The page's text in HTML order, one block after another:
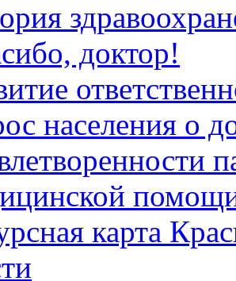
доктор!
населения о
карта